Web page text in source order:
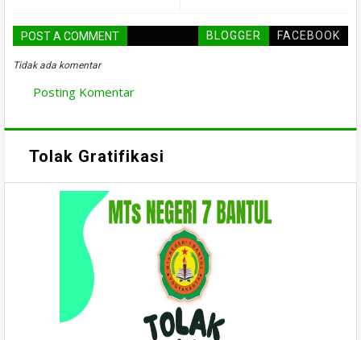
POST A COMMENT BLOGGER FACEBOOK
Tidak ada komentar
Posting Komentar
Tolak Gratifikasi